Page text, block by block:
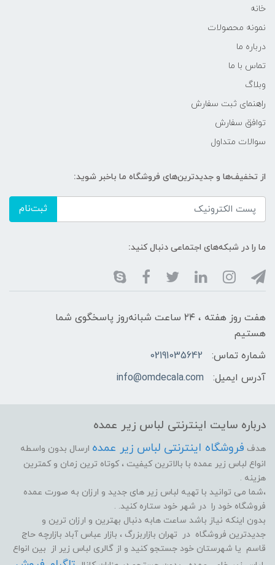
خانه
نمونه محصولات
درباره ما
تماس با ما
وبلاگ
راهنمای ثبت سفارش
توافق سفارش
سوالات متداول
از تخفیف‌ها و جدیدترین‌های فروشگاه ما باخبر شوید:
ثبت‌نام
ما را در شبکه‌های اجتماعی دنبال کنید:
هفت روز هفته ، ۲۴ ساعت شبانه‌روز پاسخگوی شما
هستیم
شماره تماس:
02191035642
آدرس ایمیل:
info@omdecala.com
درباره سایت اینترنتی لباس زیر عمده
هدف فروشگاه اینترنتی لباس زیر عمده ارسال بدون واسطه
انواع لباس زیر عمده با بالاترین کیفیت ، کوتاه ترین زمان و کمترین
هزینه .
،شما می توانید با تهیه لباس زیر های جدید و ارزان به صورت عمده
فروشگاه خود را در شهر خود ستاره کنید. .
بدون اینکه نیاز باشد ساعت هابه دنبال بهترین و ارزان ترین و
جدیدترین فروشگاه در تهران بازاربزرگ ، بازار عباس آباد بازارچه حاج
قاسم یا شهرستان خود جستجو کنید و از گالری لباس زیر از بین انواع